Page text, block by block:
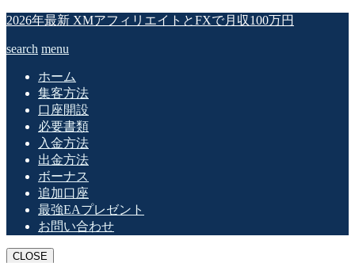
2026年最新 XMアフィリエイトとFXで月収100万円
search menu
ホーム
集客方法
口座開設
必要書類
入金方法
出金方法
ボーナス
追加口座
最強EAプレゼント
お問い合わせ
CLOSE